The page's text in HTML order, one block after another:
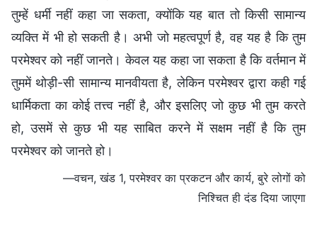
तुम्हें धर्मी नहीं कहा जा सकता, क्योंकि यह बात तो किसी सामान्य
व्यक्ति में भी हो सकती है। अभी जो महत्वपूर्ण है, वह यह है कि तुम
परमेश्वर को नहीं जानते। केवल यह कहा जा सकता है कि वर्तमान में
तुममें थोड़ी-सी सामान्य मानवीयता है, लेकिन परमेश्वर द्वारा कही गई
धार्मिकता का कोई तत्त्व नहीं है, और इसलिए जो कुछ भी तुम करते
हो, उसमें से कुछ भी यह साबित करने में सक्षम नहीं है कि तुम
परमेश्वर को जानते हो।
—वचन, खंड 1, परमेश्वर का प्रकटन और कार्य, बुरे लोगों को
निश्चित ही दंड दिया जाएगा